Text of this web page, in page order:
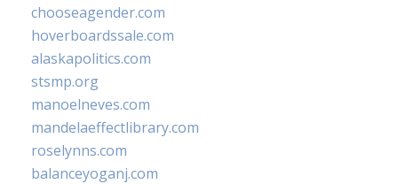
chooseagender.com
hoverboardssale.com
alaskapolitics.com
stsmp.org
manoelneves.com
mandelaeffectlibrary.com
roselynns.com
balanceyoganj.com